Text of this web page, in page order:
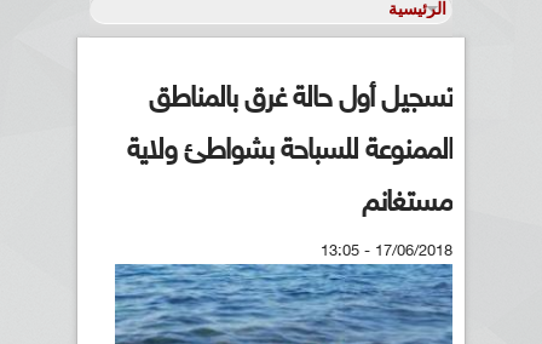
تسجيل أول حالة غرق بالمناطق
الممنوعة للسباحة بشواطئ ولاية
مستغانم
17/06/2018 - 13:05